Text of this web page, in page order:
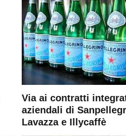
Via ai contratti
aziendali di
Lavazza e Illycaffè